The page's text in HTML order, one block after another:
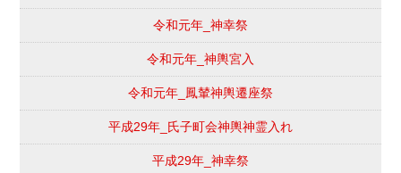
令和元年_神幸祭
令和元年_神輿宮入
令和元年_鳳輦神輿遷座祭
平成29年_氏子町会神輿神霊入れ
平成29年_神幸祭